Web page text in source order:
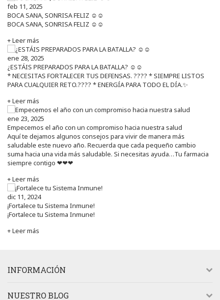
feb 11, 2025
BOCA SANA, SONRISA FELIZ ☺️☺️
BOCA SANA, SONRISA FELIZ ☺️☺️
+ Leer más
ene 28, 2025
¿ESTÁIS PREPARADOS PARA LA BATALLA? ☺️☺️
* NECESITAS FORTALECER TUS DEFENSAS. ????️ * SIEMPRE LISTOS
PARA CUALQUIER RETO.???? * ENERGÍA PARA TODO EL DÍA.✨
+ Leer más
ene 23, 2025
Empecemos el año con un compromiso hacia nuestra salud
Aquí te dejamos algunos consejos para vivir de manera más
saludable este nuevo año. Recuerda que cada pequeño cambio
suma hacia una vida más saludable. Si necesitas ayuda…Tu farmacia
siempre contigo ❤❤❤
+ Leer más
dic 11, 2024
¡Fortalece tu Sistema Inmune!
¡Fortalece tu Sistema Inmune!
+ Leer más
INFORMACIÓN
NUESTRO BLOG